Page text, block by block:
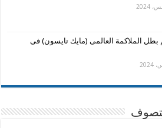
الملاكمة العالمى (مايك تايسون) فى